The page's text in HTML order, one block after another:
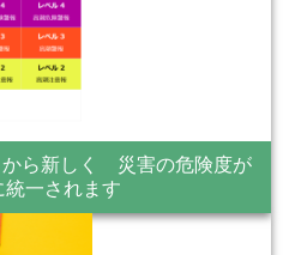
から新しく 災害の危険度が
統一されます